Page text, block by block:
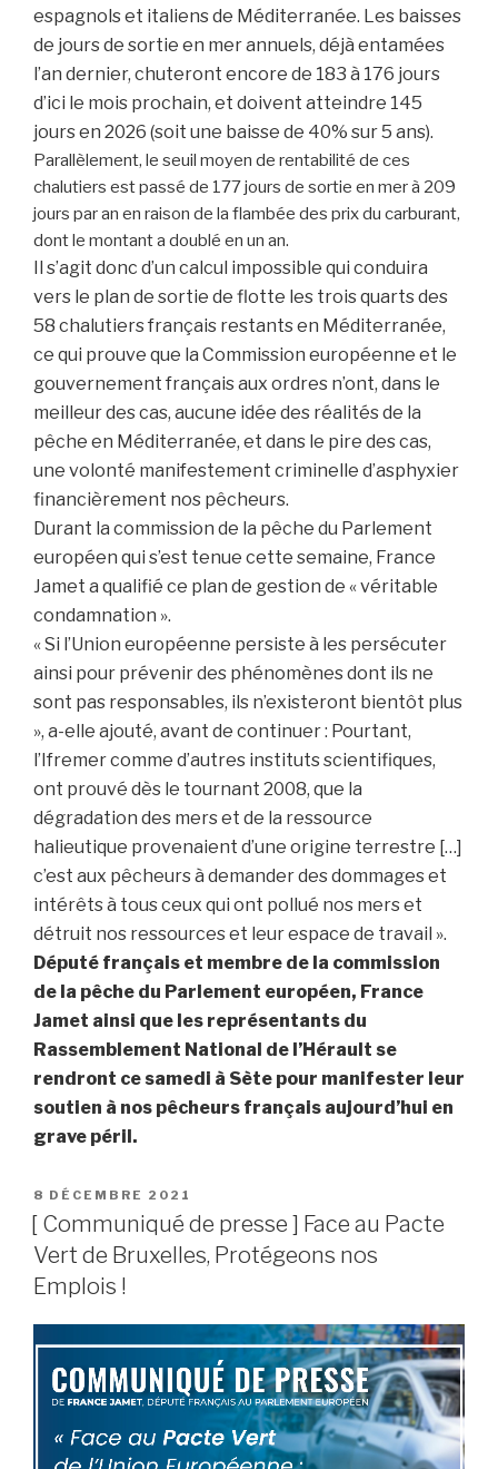
espagnols et italiens de Méditerranée. Les baisses
de jours de sortie en mer annuels, déjà entamées
l’an dernier, chuteront encore de 183 à 176 jours
d’ici le mois prochain, et doivent atteindre 145
jours en 2026 (soit une baisse de 40% sur 5 ans).
Parallèlement, le seuil moyen de rentabilité de ces
chalutiers est passé de 177 jours de sortie en mer à 209
jours par an en raison de la flambée des prix du carburant,
dont le montant a doublé en un an.
Il s’agit donc d’un calcul impossible qui conduira
vers le plan de sortie de flotte les trois quarts des
58 chalutiers français restants en Méditerranée,
ce qui prouve que la Commission européenne et le
gouvernement français aux ordres n’ont, dans le
meilleur des cas, aucune idée des réalités de la
pêche en Méditerranée, et dans le pire des cas,
une volonté manifestement criminelle d’asphyxier
financièrement nos pêcheurs.
Durant la commission de la pêche du Parlement
européen qui s’est tenue cette semaine, France
Jamet a qualifié ce plan de gestion de « véritable
condamnation ».
« Si l’Union européenne persiste à les persécuter
ainsi pour prévenir des phénomènes dont ils ne
sont pas responsables, ils n’existeront bientôt plus
», a-elle ajouté, avant de continuer : Pourtant,
l’Ifremer comme d’autres instituts scientifiques,
ont prouvé dès le tournant 2008, que la
dégradation des mers et de la ressource
halieutique provenaient d’une origine terrestre […]
c’est aux pêcheurs à demander des dommages et
intérêts à tous ceux qui ont pollué nos mers et
détruit nos ressources et leur espace de travail ».
Député français et membre de la commission
de la pêche du Parlement européen, France
Jamet ainsi que les représentants du
Rassemblement National de l’Hérault se
rendront ce samedi à Sète pour manifester leur
soutien à nos pêcheurs français aujourd’hui en
grave péril.
PUBLIÉ
LE
8 DÉCEMBRE 2021
[ Communiqué de presse ] Face au Pacte
Vert de Bruxelles, Protégeons nos
Emplois !